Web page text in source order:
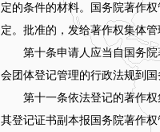
定的条件的材料。国务院著作
定。批准的，发给著作权集体
第十条申请人应当自国务院
会团体登记管理的行政法规到国
第十一条依法登记的著作权
其登记证书副本报国务院著作